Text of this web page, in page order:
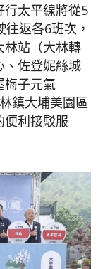
行太平線將從5
返各6班次，
林站（大林轉
、佐登妮絲城
梅子元氣
鎮大埔美園區
便利接駁服